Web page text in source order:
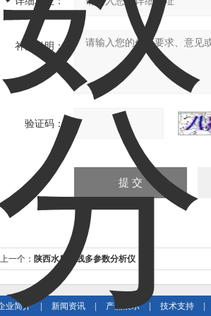
补充说明：
验证码：
上一个： 陕西水质在线多参数分析仪
业简介 新闻资讯 产品展示 技术支持